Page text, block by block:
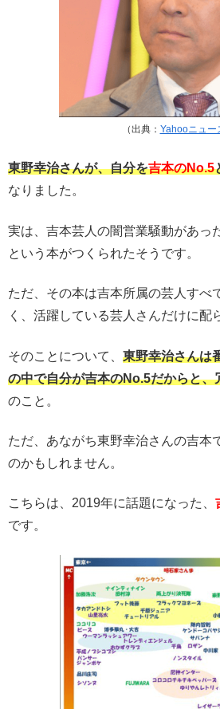
（出典： Yahooニュー
東野幸治さんが、自分を吉本のNo.5
なりました。
実は、吉本芸人の闇営業騒動があっ
という本がつくられたそうです。
ただ、その本は吉本所属の芸人すべ
く、活躍している芸人さんだけに配
そのことについて、 東野幸治さんは
の中で自分が吉本のNo.5だからと、
のこと。
ただ、あながち東野幸治さんの吉本
のかもしれません。
こちらは、2019年に話題になった、
です。